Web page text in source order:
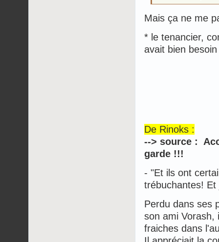
Mais ça ne me
* le tenancier,
avait bien
De Rinoks :
--> source :
garde !!!
- "Et ils ont
trébuchantes!
Perdu dans ses
son ami Vorash,
fraiches dans